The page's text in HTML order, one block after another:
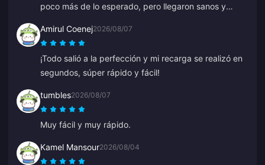
poco más de lo esperado, pero llegaron sanos y
Amirul Coenej2026/08/07
¡Todo salió a la perfección y mi recarga se realizó en
segundos, súper rápido y fácil!
tumbles2026/08/07
Muy fácil y muy rápido.
Kamel Mansour2026/08/04